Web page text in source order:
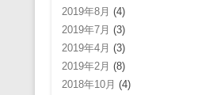
2019年8月 (4)
2019年7月 (3)
2019年4月 (3)
2019年2月 (8)
2018年10月 (4)